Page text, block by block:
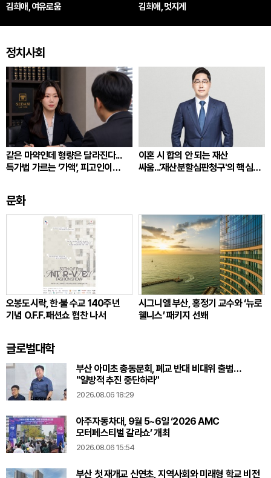
김희애, 여유로움 김희애, 멋지게
정치사회
같은 마약인데 형량은 달라진다...
특가법 가르는 ‘가액’, 피고인이
이혼 시 합의 안 되는 재산
싸움...'재산분할심판청구'의 핵심
문화
오봉도시락, 한·불 수교 140주년
기념 O.F.F. 패션쇼 협찬 나서
시그니엘 부산, 홍정기 교수와 ‘뉴로
웰니스’ 패키지 선봬
글로벌대학
부산 아미초 총동문회, 폐교 반대 비대위 출범…
"일방적 추진 중단하라"
2026.08.06 18:29
아주자동차대, 9월 5~6일 ‘2026 AMC
모터페스티벌 갈라쇼’ 개최
2026.08.06 15:54
부산 첫 재개교 신연초, 지역사회와 미래형 학교 비전